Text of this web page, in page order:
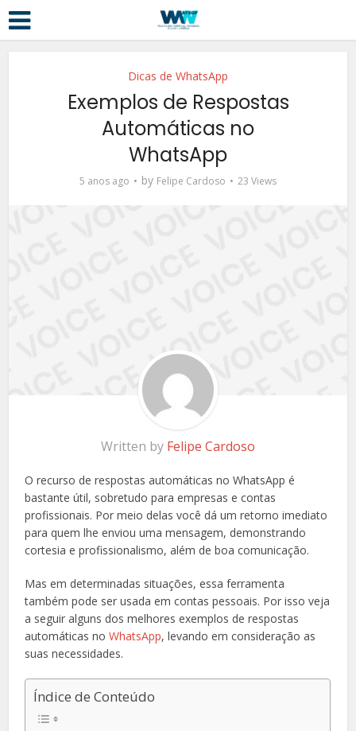
Dicas de WhatsApp
Exemplos de Respostas
Automáticas no
WhatsApp
5 anos ago by Felipe Cardoso 23 Views
Written by Felipe Cardoso
O recurso de respostas automáticas no WhatsApp é
bastante útil, sobretudo para empresas e contas
profissionais. Por meio delas você dá um retorno imediato
para quem lhe enviou uma mensagem, demonstrando
cortesia e profissionalismo, além de boa comunicação.
Mas em determinadas situações, essa ferramenta
também pode ser usada em contas pessoais. Por isso veja
a seguir alguns dos melhores exemplos de respostas
automáticas noWhatsApp, levando em consideração as
suas necessidades.
Índice de Conteúdo